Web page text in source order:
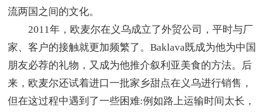
流两国之间的文化。
2011年，欧麦尔在义乌成立了外贸公司，平时与厂
家、客户的接触就更加频繁了。Baklava既成为他为中国
朋友必荐的礼物，又成为他推介叙利亚美食的方法。后
来，欧麦尔还试着进口一批家乡甜点在义乌进行销售，
但在这过程中遇到了一些困难:例如路上运输时间太长，